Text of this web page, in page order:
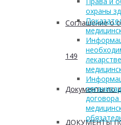
Соглашение о
149
Документы по
ДОКУМЕНТЫ
охраны
договора